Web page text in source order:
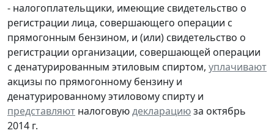
- налогоплательщики, имеющие свидетельство о
регистрации лица, совершающего операции с
прямогонным бензином, и (или) свидетельство о
регистрации организации, совершающей операции
с денатурированным этиловым спиртом, уплачивают
акцизы по прямогонному бензину и
денатурированному этиловому спирту и
представляют налоговуюдекларациюза октябрь
2014 г.